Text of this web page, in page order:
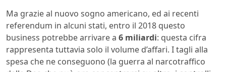
Ma grazie al nuovo sogno americano, ed ai recenti
referendum in alcuni stati, entro il 2018 questo
business potrebbe arrivare a 6 miliardi: questa cifra
rappresenta tuttavia solo il volume d’affari. I tagli alla
spesa che ne conseguono (la guerra al narcotraffico